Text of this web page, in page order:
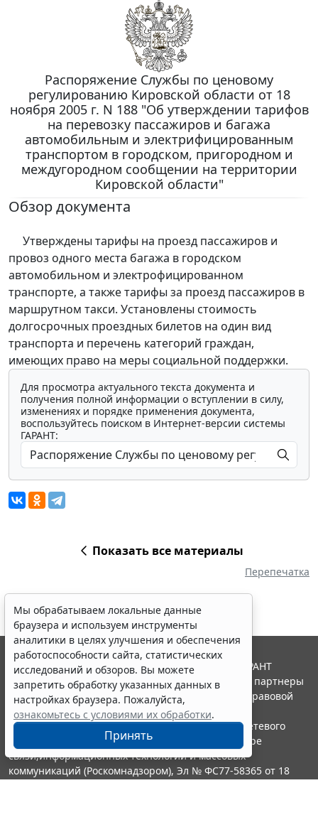
Распоряжение Службы по ценовому
регулированию Кировской области от 18
ноября 2005 г. N 188 "Об утверждении тарифов
на перевозку пассажиров и багажа
автомобильным и электрифицированным
транспортом в городском, пригородном и
междугородном сообщении на территории
Кировской области"
Обзор документа
Утверждены тарифы на проезд пассажиров и
провоз одного места багажа в городском
автомобильном и электрофицированном
транспорте, а также тарифы за проезд пассажиров в
маршрутном такси. Установлены стоимость
долгосрочных проездных билетов на один вид
транспорта и перечень категорий граждан,
имеющих право на меры социальной поддержки.
Для просмотра актуального текста документа и
получения полной информации о вступлении в силу,
изменениях и порядке применения документа,
воспользуйтесь поиском в Интернет-версии системы
ГАРАНТ:
Показать все материалы
Перепечатка
Мы обрабатываем локальные данные
браузера и используем инструменты
аналитики в целях улучшения и обеспечения
работоспособности сайта, статистических
исследований и обзоров. Вы можете
запретить обработку указанных данных в
настройках браузера. Пожалуйста,
ознакомьтесь с условиями их обработки.
Принять
© ООО "НПП "ГАРАНТ-СЕРВИС", 2026. Система ГАРАНТ
выпускается с 1990 года. Компания "Гарант" и ее партнеры
являются участниками Российской ассоциации правовой
информации ГАРАНТ.
Портал ГАРАНТ.РУ зарегистрирован в качестве сетевого
издания Федеральной службой по надзору в сфере
связи,информационных технологий и массовых
коммуникаций (Роскомнадзором), Эл № ФС77-58365 от 18